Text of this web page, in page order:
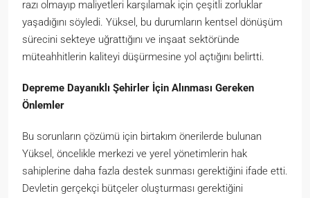
razı olmayıp maliyetleri karşılamak için çeşitli zorluklar
yaşadığını söyledi. Yüksel, bu durumların kentsel dönüşüm
sürecini sekteye uğrattığını ve inşaat sektöründe
müteahhitlerin kaliteyi düşürmesine yol açtığını belirtti.
Depreme Dayanıklı Şehirler İçin Alınması Gereken
Önlemler
Bu sorunların çözümü için birtakım önerilerde bulunan
Yüksel, öncelikle merkezi ve yerel yönetimlerin hak
sahiplerine daha fazla destek sunması gerektiğini ifade etti.
Devletin gerçekçi bütçeler oluşturması gerektiğini